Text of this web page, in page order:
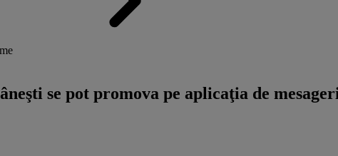
se pot promova pe aplicaţia de